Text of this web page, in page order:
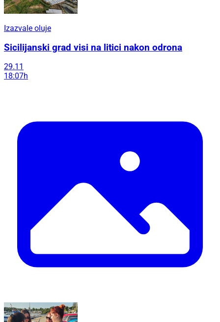
Izazvale oluje
Sicilijanski grad visi na litici nakon odrona
29.11
18:07h